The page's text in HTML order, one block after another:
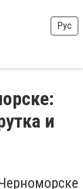
Рус
и